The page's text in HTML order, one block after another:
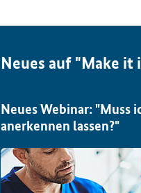
Neues auf "Make it
Neues Webinar: "Muss
anerkennen lassen?"